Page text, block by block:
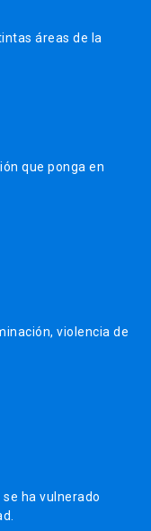
áreas de la
que ponga en
violencia de
ha vulnerado